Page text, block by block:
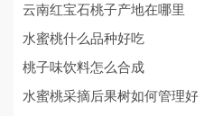
云南红宝石桃子产地在哪里
水蜜桃什么品种好吃
桃子味饮料怎么合成
水蜜桃采摘后果树如何管理好